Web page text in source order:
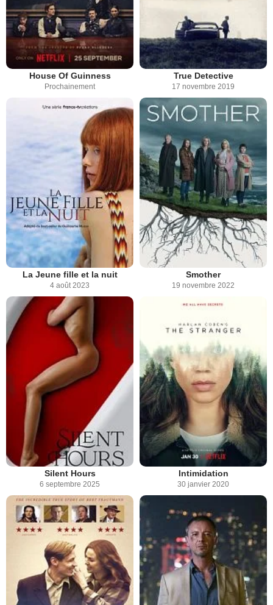
House Of Guinness
Prochainement
True Detective
17 novembre 2019
La Jeune fille et la nuit
4 août 2023
Smother
19 novembre 2022
Silent Hours
6 septembre 2025
Intimidation
30 janvier 2020